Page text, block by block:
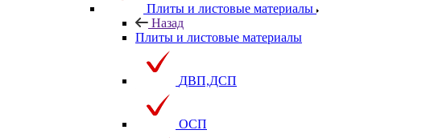
Плиты и листовые материалы
Назад
Плиты и листовые материалы
ДВП,ДСП
ОСП